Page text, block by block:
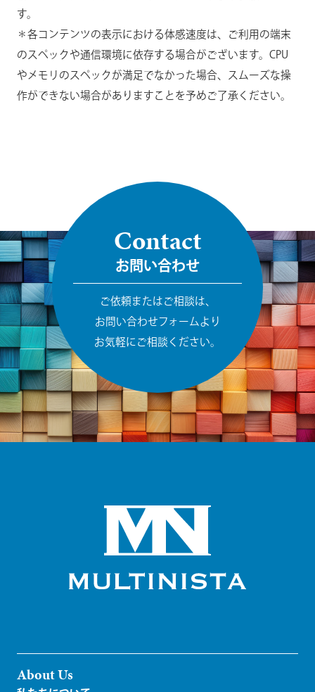
す。
＊各コンテンツの表示における体感速度は、ご利用の端末
のスペックや通信環境に依存する場合がございます。CPU
やメモリのスペックが満足でなかった場合、スムーズな操
作ができない場合がありますことを予めご了承ください。
Contact
お問い合わせ
ご依頼またはご相談は、
お問い合わせフォームより
お気軽にご相談ください。
About Us